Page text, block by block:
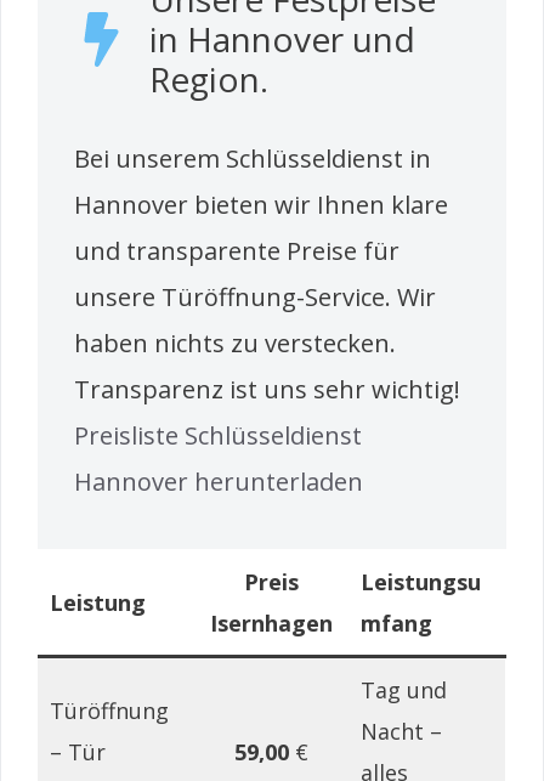
in Hannover und
Region.
Bei unserem Schlüsseldienst in
Hannover bieten wir Ihnen klare
und transparente Preise für
unsere Türöffnung-Service. Wir
haben nichts zu verstecken.
Transparenz ist uns sehr wichtig!
Preisliste Schlüsseldienst
Hannover herunterladen
Leistung
Preis
Isernhagen
Leistungsu
mfang
Türöffnung
– Tür
59,00 €
Tag und
Nacht –
alles